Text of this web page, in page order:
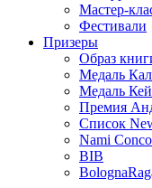
Мастер-
Фестивали
Призеры
Образ
Медаль
Медаль
Премия
Список
Nami
BIB